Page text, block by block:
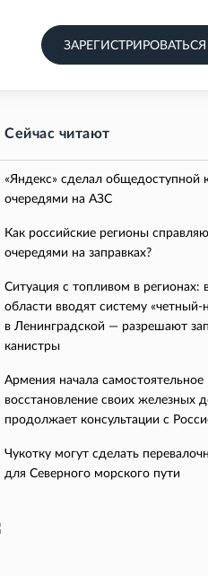
ЗАРЕГИСТРИРОВАТЬСЯ
Сейчас читают
«Яндекс» сделал общедоступной
очередями на АЗС
Как российские регионы
очередями на заправках?
Ситуация с топливом в регионах:
области вводят систему «четный-
в Ленинградской — разрешают
канистры
Армения начала самостоятельное
восстановление своих железных
продолжает консультации с
Чукотку могут сделать
для Северного морского пути